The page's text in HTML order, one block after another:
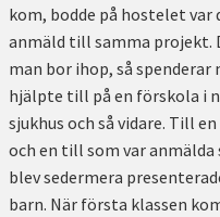
kom, bodde på hostelet var
anmäld till samma
man bor ihop, så spenderar
hjälpte till på en förskola i
sjukhus och så vidare. Till
och en till som var
blev sedermera
barn. När första klassen